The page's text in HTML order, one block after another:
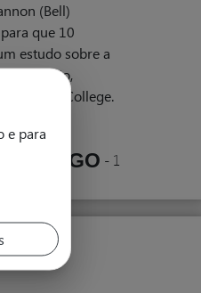
e para
(Bell)
que 10
estudo sobre a
verão,
College.
GO - 1